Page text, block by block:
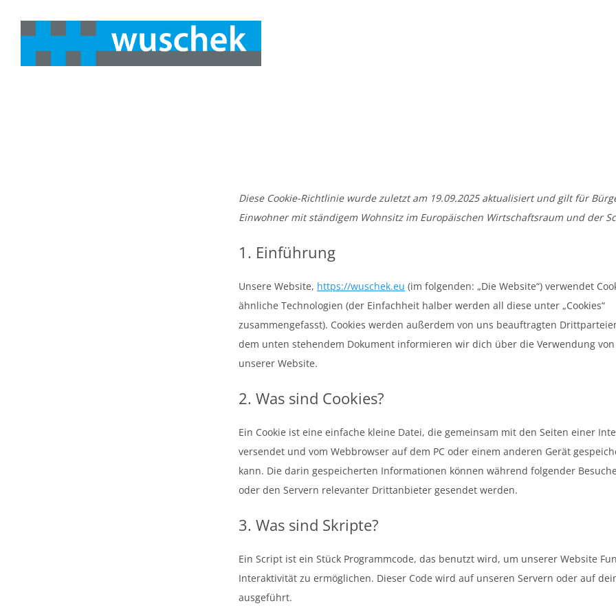
Diese Cookie-Richtlinie wurde zuletzt am 19.09.2025 aktualisiert und gilt für
Einwohner mit ständigem Wohnsitz im Europäischen Wirtschaftsraum und der
1. Einführung
Unsere Website, https://wuschek.eu (im folgenden: „Die Website“) verwendet
ähnliche Technologien (der Einfachheit halber werden all diese unter „Cookies“
zusammengefasst). Cookies werden außerdem von uns beauftragten
dem unten stehendem Dokument informieren wir dich über die Verwendung von
unserer Website.
2. Was sind Cookies?
Ein Cookie ist eine einfache kleine Datei, die gemeinsam mit den Seiten einer
versendet und vom Webbrowser auf dem PC oder einem anderen Gerät
kann. Die darin gespeicherten Informationen können während folgender
oder den Servern relevanter Drittanbieter gesendet werden.
3. Was sind Skripte?
Ein Script ist ein Stück Programmcode, das benutzt wird, um unserer Website
Interaktivität zu ermöglichen. Dieser Code wird auf unseren Servern oder auf
ausgeführt.